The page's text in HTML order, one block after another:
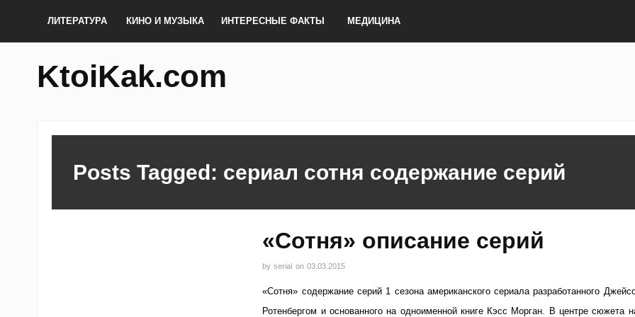
ЛИТЕРАТУРА КИНО И МУЗЫКА ИНТЕРЕСНЫЕ ФАКТЫ МЕДИЦИНА
KtoiKak.com
Posts Tagged: сериал сотня содержание серий
«Сотня» описание серий
byserial on 03.03.2015
«Сотня» содержание серий 1 сезона американского сериала разработанного
Ротенбергом и основанного на одноименной книге Кэсс Морган. В центре сюжета